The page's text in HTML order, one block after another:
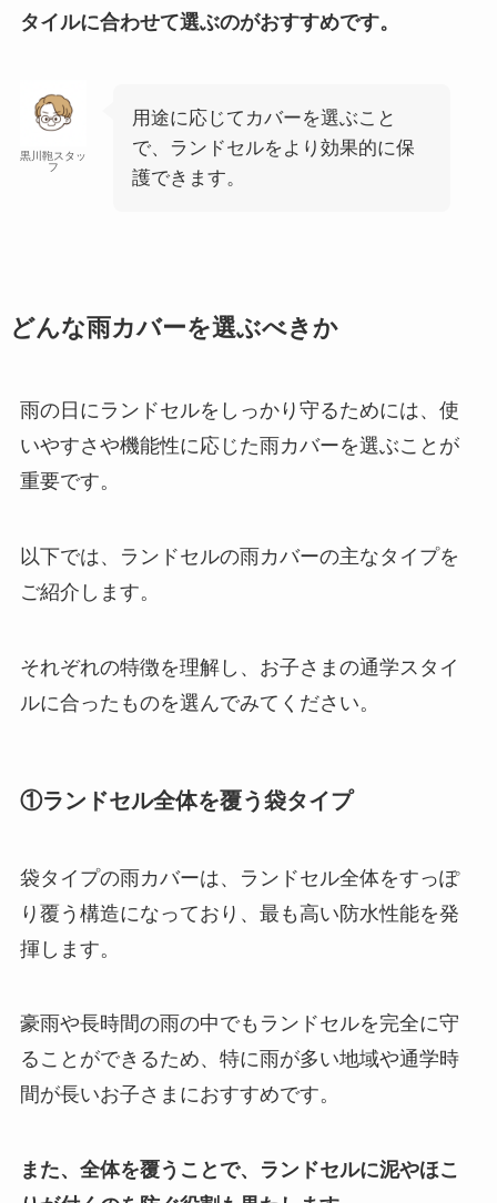
タイルに合わせて選ぶのがおすすめです。
黒川鞄スタッ
フ
用途に応じてカバーを選ぶこと
で、ランドセルをより効果的に保
護できます。
どんな雨カバーを選ぶべきか
雨の日にランドセルをしっかり守るためには、使
いやすさや機能性に応じた雨カバーを選ぶことが
重要です。
以下では、ランドセルの雨カバーの主なタイプを
ご紹介します。
それぞれの特徴を理解し、お子さまの通学スタイ
ルに合ったものを選んでみてください。
①ランドセル全体を覆う袋タイプ
袋タイプの雨カバーは、ランドセル全体をすっぽ
り覆う構造になっており、最も高い防水性能を発
揮します。
豪雨や長時間の雨の中でもランドセルを完全に守
ることができるため、特に雨が多い地域や通学時
間が長いお子さまにおすすめです。
また、全体を覆うことで、ランドセルに泥やほこ